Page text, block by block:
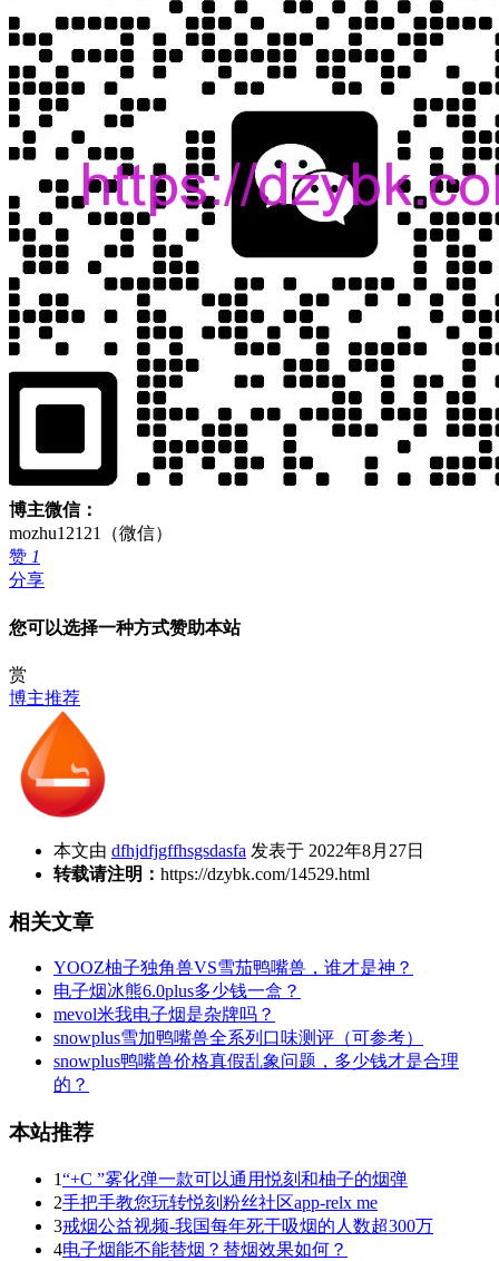
博主微信：
mozhu12121（微信）
赞 1
分享
您可以选择一种方式赞助本站
赏
博主推荐
本文由 dfhjdfjgffhsgsdasfa 发表于 2022年8月27日
转载请注明： https://dzybk.com/14529.html
相关文章
YOOZ柚子独角兽VS雪茄鸭嘴兽，谁才是神？
电子烟冰熊6.0plus多少钱一盒？
mevol米我电子烟是杂牌吗？
snowplus雪加鸭嘴兽全系列口味测评（可参考）
snowplus鸭嘴兽价格真假乱象问题，多少钱才是合理
的？
本站推荐
1“+C ”雾化弹一款可以通用悦刻和柚子的烟弹
2手把手教您玩转悦刻粉丝社区app-relx me
3戒烟公益视频-我国每年死于吸烟的人数超300万
4电子烟能不能替烟？替烟效果如何？